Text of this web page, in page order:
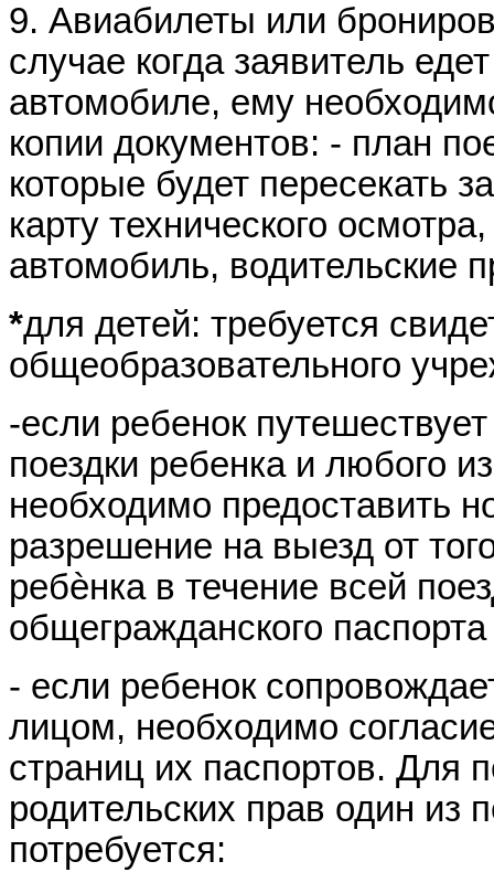
9. Авиабилеты или
случае когда заявитель
автомобиле, ему
копии документов: - план
которые будет пересекать
карту технического
автомобиль, водительские
*для детей: требуется
общеобразовательного
-если ребенок
поездки ребенка и любого
необходимо предоставить
разрешение на выезд от
ребѐнка в течение всей
общегражданского
- если ребенок
лицом, необходимо
страниц их паспортов. Для
родительских прав один из
потребуется: